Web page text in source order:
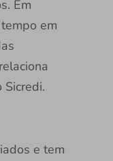
Em
em
Sicredi.
e tem